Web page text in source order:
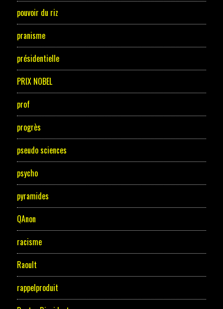
pouvoir du riz
pranisme
présidentielle
PRIX NOBEL
prof
progrès
pseudo sciences
psycho
pyramides
QAnon
racisme
Raoult
rappelproduit